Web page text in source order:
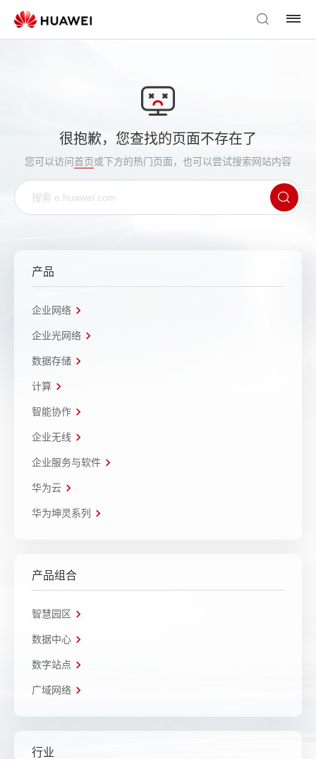
很抱歉，您查找的页面不存在了
您可以访问首页或下方的热门页面，也可以尝试搜索网站内容
产品
企业网络
企业光网络
数据存储
计算
智能协作
企业无线
企业服务与软件
华为云
华为坤灵系列
产品组合
智慧园区
数据中心
数字站点
广域网络
行业